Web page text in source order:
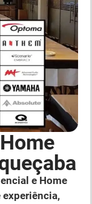
e Home
experiência,